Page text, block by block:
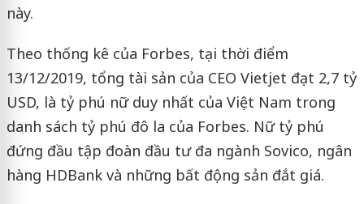
này.
Theo thống kê của Forbes, tại thời điểm
13/12/2019, tổng tài sản của CEO Vietjet đạt 2,7 tỷ
USD, là tỷ phú nữ duy nhất của Việt Nam trong
danh sách tỷ phú đô la của Forbes. Nữ tỷ phú
đứng đầu tập đoàn đầu tư đa ngành Sovico, ngân
hàng HDBank và những bất động sản đắt giá.